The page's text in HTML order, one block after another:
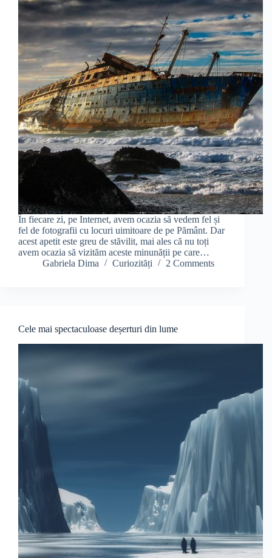
În fiecare zi, pe Internet, avem ocazia să vedem fel și
fel de fotografii cu locuri uimitoare de pe Pământ. Dar
acest apetit este greu de stăvilit, mai ales că nu toți
avem ocazia să vizităm aceste minunății pe care…
Gabriela Dima
Curiozități 2 Comments
Cele mai spectaculoase deșerturi din lume